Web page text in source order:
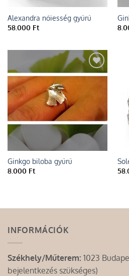
Alexandra nőiesség gyűrű
58.000 Ft
Add to
Ginkgo biloba gyűrű
8.000 Ft
INFORMÁCIÓK
Székhely/Műterem: 1023
bejelentkezés szükséges)